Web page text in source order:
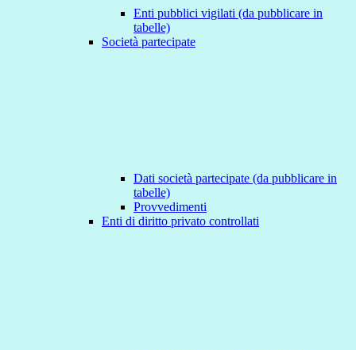
Enti pubblici vigilati (da pubblicare in
tabelle)
Società partecipate
Dati società partecipate (da pubblicare in
tabelle)
Provvedimenti
Enti di diritto privato controllati